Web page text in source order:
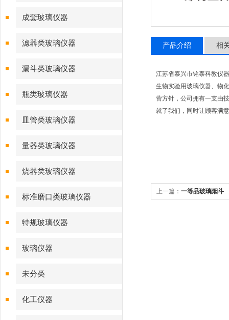
成套玻璃仪器
滤器类玻璃仪器
漏斗类玻璃仪器
瓶类玻璃仪器
皿管类玻璃仪器
量器类玻璃仪器
烧器类玻璃仪器
标准磨口类玻璃仪器
特规玻璃仪器
玻璃仪器
未分类
化工仪器
产品介绍 相
江苏省泰兴市铭泰科教仪
生物实验用玻璃仪器、物
营方针，公司拥有一支由
就了我们，同时让顾客满
上一篇： 一等品玻璃烟斗